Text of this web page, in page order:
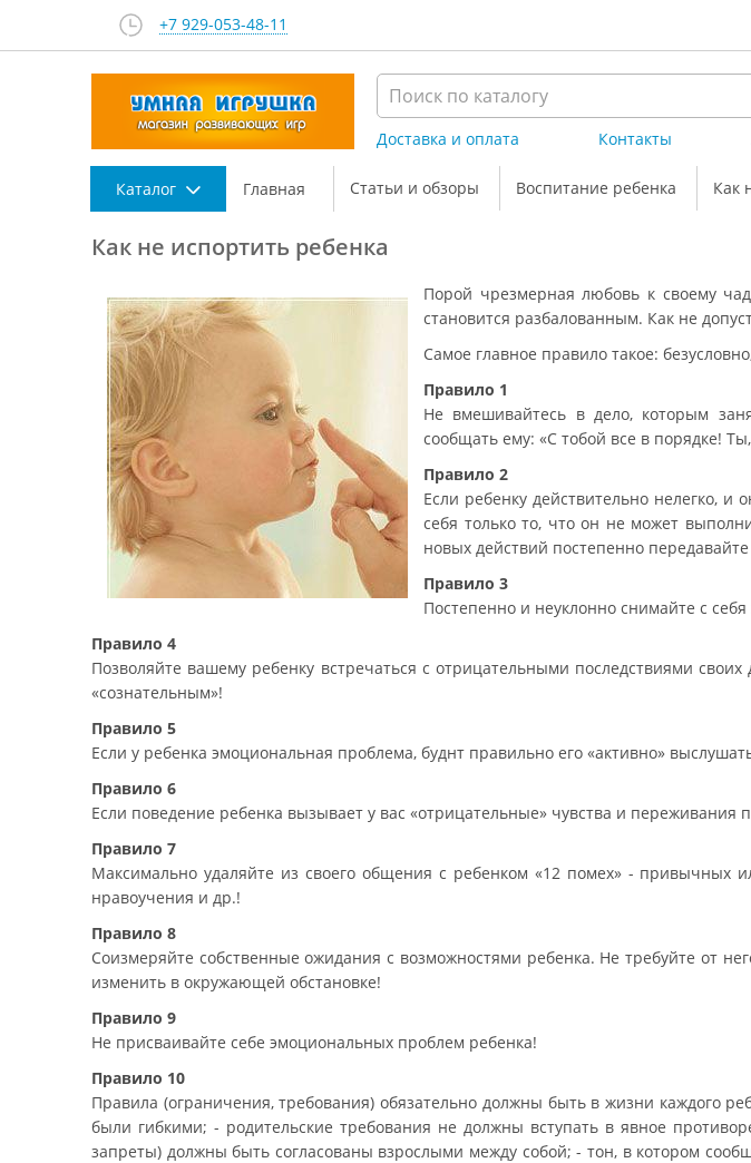
+7 929-053-48-11
Доставка и оплата Контакты
Каталог Главная Статьи и обзоры Воспитание ребенка Как
Как не испортить ребенка
Порой чрезмерная любовь к своему
становится разбалованным. Как не
Самое главное правило такое:
Правило 1
Не вмешивайтесь в дело, которым
сообщать ему: «С тобой все в порядке!
Правило 2
Если ребенку действительно нелегко,
себя только то, что он не может
новых действий постепенно
Правило 3
Постепенно и неуклонно снимайте с
Правило 4
Позволяйте вашему ребенку встречаться с отрицательными последствиями
«сознательным»!
Правило 5
Если у ребенка эмоциональная проблема, буднт правильно его «активно»
Правило 6
Если поведение ребенка вызывает у вас «отрицательные» чувства и
Правило 7
Максимально удаляйте из своего общения с ребенком «12 помех» - привычных
нравоучения и др.!
Правило 8
Соизмеряйте собственные ожидания с возможностями ребенка. Не требуйте от
изменить в окружающей обстановке!
Правило 9
Не присваивайте себе эмоциональных проблем ребенка!
Правило 10
Правила (ограничения, требования) обязательно должны быть в жизни каждого
были гибкими; - родительские требования не должны вступать в явное
запреты) должны быть согласованы взрослыми между собой; - тон, в котором